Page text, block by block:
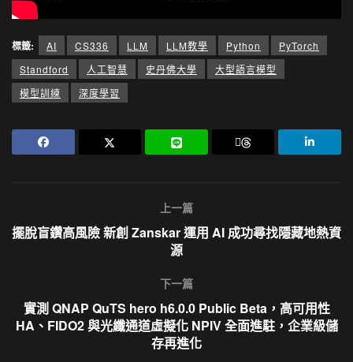
標籤: AI CS336 LLM LLM教學 Python
PyTorch
Standford
人工智慧 史丹佛大學
大型語言模型
模型訓練
深度學習
上一篇
擺脫盲鑽高風險 新創 Zanskar 運用 AI 成功尋找隱藏地熱資
源
下一篇
實測 QNAP QuTS hero h6.0.0 Public Beta，高可用性
HA、FIDO2 與光纖通道虛擬化 NPIV 全面進駐，企業級儲
存再進化